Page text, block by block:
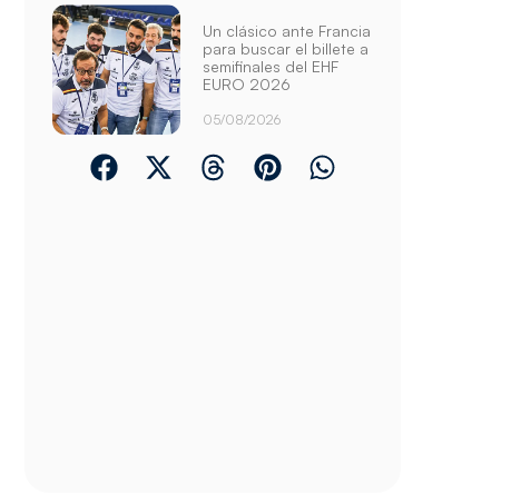
Un clásico ante Francia
para buscar el billete a
semifinales del EHF
EURO 2026
05/08/2026